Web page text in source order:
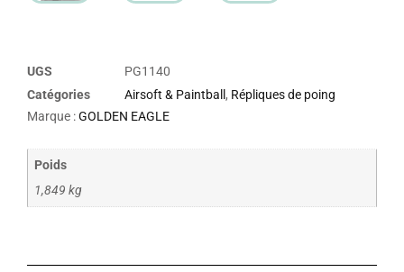
UGS
PG1140
Catégories
Airsoft & Paintball , Répliques de poing
Marque :GOLDEN EAGLE
Poids
1,849 kg